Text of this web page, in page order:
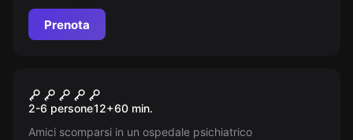
Prenota
Ultimo Reparto
2-6 persone12+60 min.
Amici scomparsi in un ospedale psichiatrico